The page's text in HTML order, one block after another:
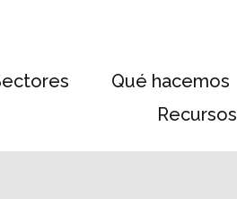
Qué hacemos
Recursos